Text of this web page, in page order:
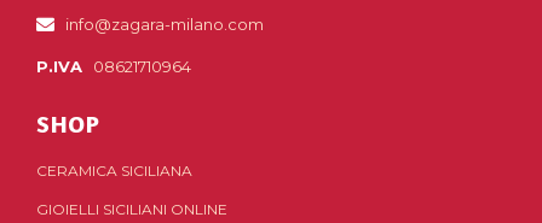
info@zagara-milano.com
P.IVA 08621710964
SHOP
CERAMICA SICILIANA
GIOIELLI SICILIANI ONLINE